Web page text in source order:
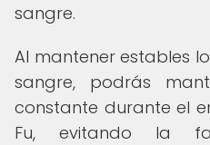
sangre.
Al mantener estables
sangre, podrás
constante durante el
Fu, evitando la